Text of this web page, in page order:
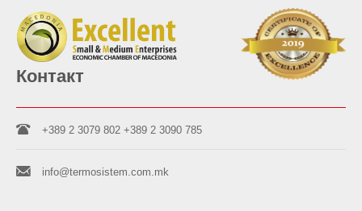
Контакт
+389 2 3079 802 +389 2 3090 785
info@termosistem.com.mk